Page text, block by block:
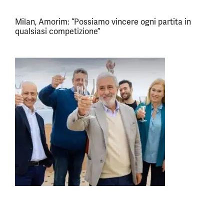
Milan, Amorim: “Possiamo vincere ogni partita in
qualsiasi competizione”